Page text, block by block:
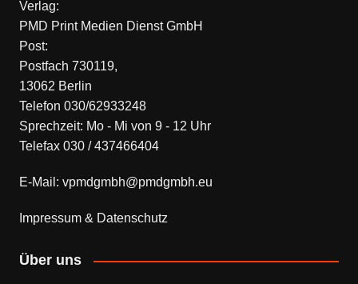
Verlag:
PMD Print Medien Dienst GmbH
Post:
Postfach 730119,
13062 Berlin
Telefon 030/62933248
Sprechzeit: Mo - Mi von 9 - 12 Uhr
Telefax 030 / 437466404
E-Mail: vpmdgmbh@pmdgmbh.eu
Impressum & Datenschutz
Über uns